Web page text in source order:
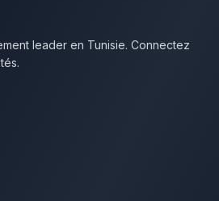
leader en Tunisie. Connectez